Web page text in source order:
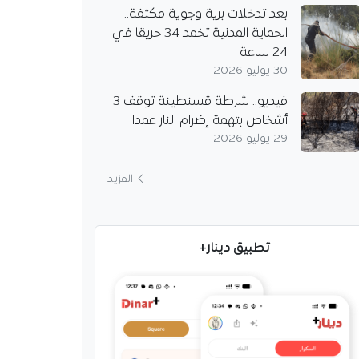
بعد تدخلات برية وجوية مكثفة..
الحماية المدنية تخمد 34 حريقا في
24 ساعة
30 يوليو 2026
فيديو.. شرطة قسنطينة توقف 3
أشخاص بتهمة إضرام النار عمدا
29 يوليو 2026
المزيد
تطبيق دينار+